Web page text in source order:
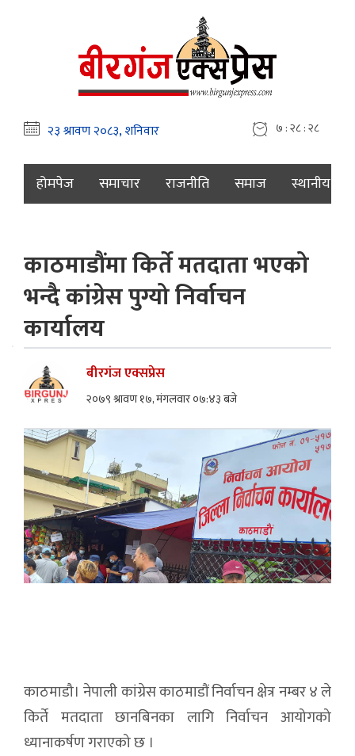
७ : २८ : २९
होमपेज समाचार राजनीति समाज स्थानीय
काठमाडौंमा किर्ते मतदाता भएको
भन्दै कांग्रेस पुग्यो निर्वाचन
कार्यालय
बीरगंज एक्सप्रेस
२०७९ श्रावण १७, मंगलवार ०७:४३ बजे
काठमाडौ। नेपाली कांग्रेस काठमाडौं निर्वाचन क्षेत्र नम्बर ४ ले
किर्ते मतदाता छानबिनका लागि निर्वाचन आयोगको
ध्यानाकर्षण गराएको छ ।